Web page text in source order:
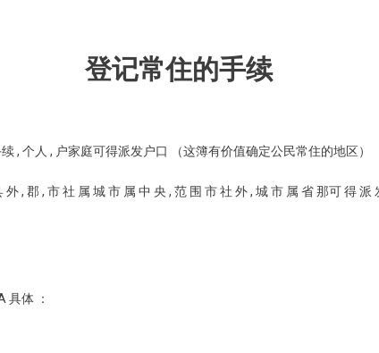
登记常住的手续
, 个人 , 户家庭可得派发户口 （这簿有价值确定公民常住的地区）
, 郡 , 市 社 属 城 市 属 中 央 , 范 围 市 社 外 , 城 市 属 省 那可 得 派
具体 ：